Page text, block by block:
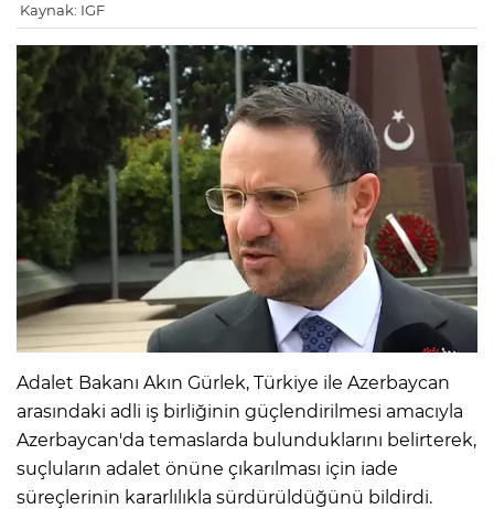
Kaynak: IGF
Adalet Bakanı Akın Gürlek, Türkiye ile Azerbaycan
arasındaki adli iş birliğinin güçlendirilmesi amacıyla
Azerbaycan'da temaslarda bulunduklarını belirterek,
suçluların adalet önüne çıkarılması için iade
süreçlerinin kararlılıkla sürdürüldüğünü bildirdi.